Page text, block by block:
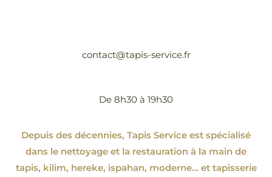
contact@tapis-service.fr
De 8h30 à 19h30
Depuis des décennies, Tapis Service est spécialisé
dans le nettoyage et la restauration à la main de
tapis, kilim, hereke, ispahan, moderne…et tapisserie